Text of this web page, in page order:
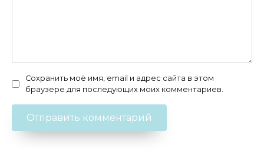
Сохранить моё имя, email и адрес сайта в этом
браузере для последующих моих комментариев.